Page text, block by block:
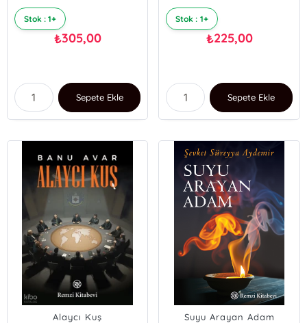
Stok : 1+
₺305,00
Sepete Ekle
Stok : 1+
₺225,00
Sepete Ekle
Alaycı Kuş Suyu Arayan Adam